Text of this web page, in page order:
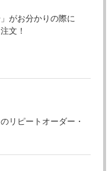
がお分かりの際に
文！
リピートオーダー・